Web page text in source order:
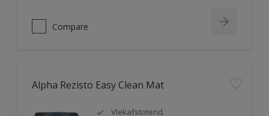
Compare
Alpha Rezisto Easy Clean Mat
Vlekafstotend.